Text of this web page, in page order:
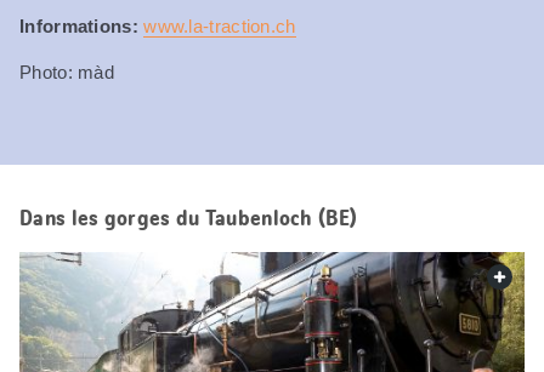
Informations:www.la-traction.ch
Photo: màd
Dans les gorges du Taubenloch (BE)